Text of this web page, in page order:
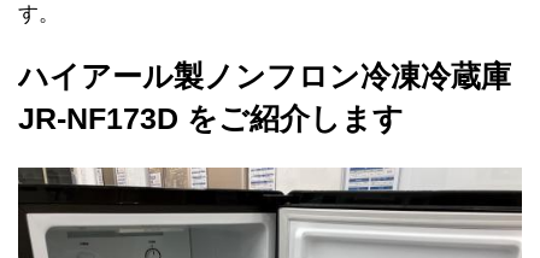
す。
ハイアール製ノンフロン冷凍冷蔵庫
JR-NF173D をご紹介します